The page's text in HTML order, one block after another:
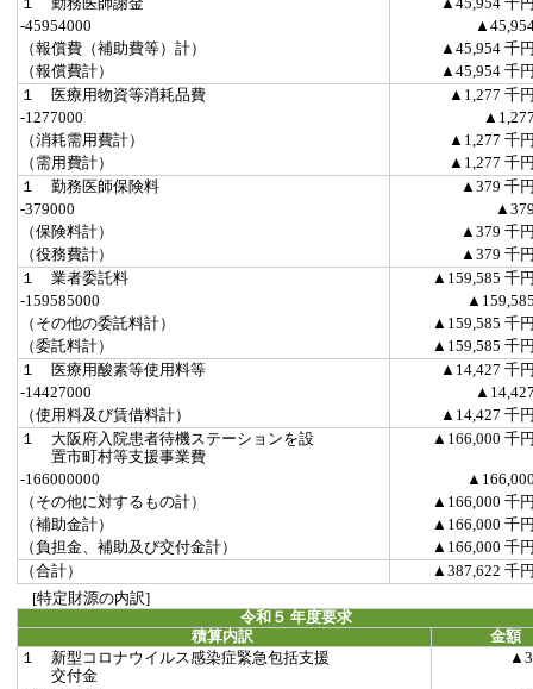
１ 勤務医師謝金
▲45,954 千
-45954000
（報償費（補助費等）計）
▲45,954 千
（報償費計）
▲45,954 千
１ 医療用物資等消耗品費
▲1,277 千
-1277000
（消耗需用費計）
▲1,277 千
（需用費計）
▲1,277 千
１ 勤務医師保険料
▲379 千
-379000
（保険料計）
▲379 千
（役務費計）
▲379 千
１ 業者委託料
▲159,585 千
-159585000
（その他の委託料計）
▲159,585 千
（委託料計）
▲159,585 千
１ 医療用酸素等使用料等
▲14,427 千
-14427000
（使用料及び賃借料計）
▲14,427 千
１ 大阪府入院患者待機ステーションを設
置市町村等支援事業費
▲166,000 千
-166000000
（その他に対するもの計）
▲166,000 千
（補助金計）
▲166,000 千
（負担金、補助及び交付金計）
▲166,000 千
（合計）
▲387,622 千
[特定財源の内訳]
令和５ 年度要求
積算内訳
金額
１ 新型コロナウイルス感染症緊急包括支援
交付金